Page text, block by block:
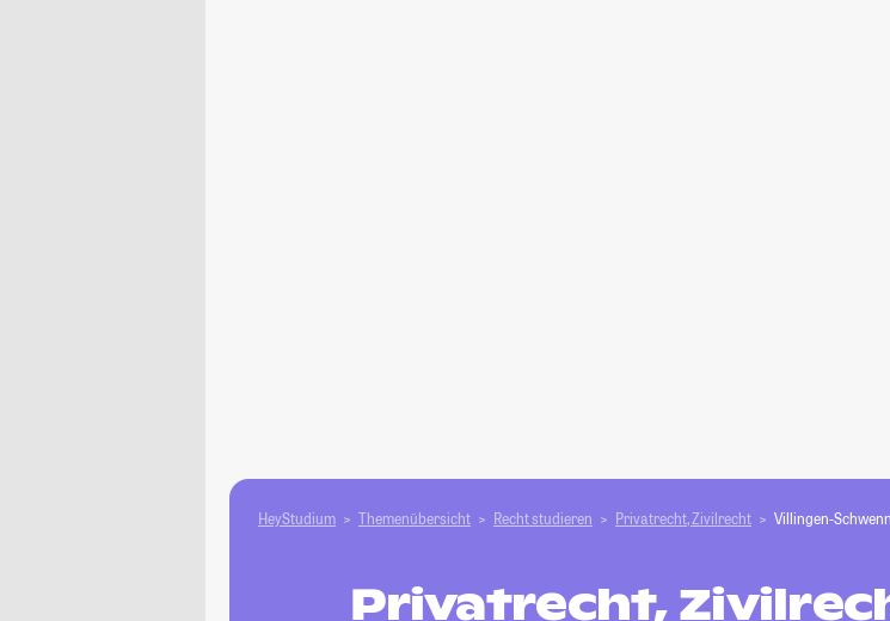
HeyStudium Themenübersicht Recht studieren Privatrecht, Zivilrecht Villingen-
Privatrecht,